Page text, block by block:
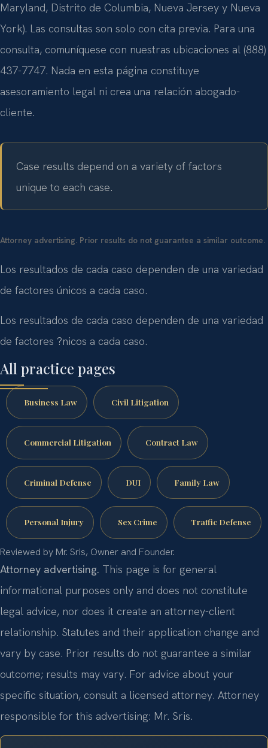
Maryland, Distrito de Columbia, Nueva Jersey y Nueva
York). Las consultas son solo con cita previa. Para una
consulta, comuníquese con nuestras ubicaciones al (888)
437-7747. Nada en esta página constituye
asesoramiento legal ni crea una relación abogado-
cliente.
Case results depend on a variety of factors
unique to each case.
Attorney advertising. Prior results do not guarantee a similar outcome.
Los resultados de cada caso dependen de una variedad
de factores únicos a cada caso.
Los resultados de cada caso dependen de una variedad
de factores ?nicos a cada caso.
All practice pages
Business Law Civil Litigation
Commercial Litigation Contract Law
Criminal Defense DUI Family Law
Personal Injury Sex Crime Traffic Defense
Reviewed by Mr. Sris, Owner and Founder.
Attorney advertising. This page is for general
informational purposes only and does not constitute
legal advice, nor does it create an attorney-client
relationship. Statutes and their application change and
vary by case. Prior results do not guarantee a similar
outcome; results may vary. For advice about your
specific situation, consult a licensed attorney. Attorney
responsible for this advertising: Mr. Sris.